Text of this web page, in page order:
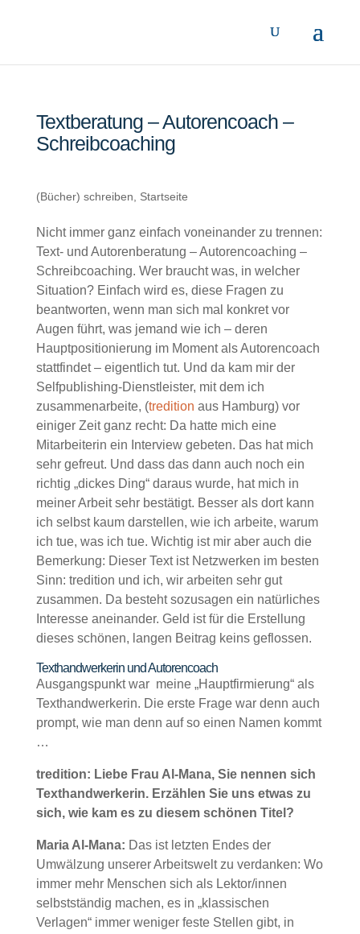
Textberatung – Autorencoach –
Schreibcoaching
(Bücher) schreiben Startseite
Nicht immer ganz einfach voneinander zu trennen:
Text- und Autorenberatung – Autorencoaching –
Schreibcoaching. Wer braucht was, in welcher
Situation? Einfach wird es, diese Fragen zu
beantworten, wenn man sich mal konkret vor
Augen führt, was jemand wie ich – deren
Hauptpositionierung im Moment als Autorencoach
stattfindet – eigentlich tut. Und da kam mir der
Selfpublishing-Dienstleister, mit dem ich
zusammenarbeite, (tredition aus Hamburg) vor
einiger Zeit ganz recht: Da hatte mich eine
Mitarbeiterin ein Interview gebeten. Das hat mich
sehr gefreut. Und dass das dann auch noch ein
richtig „dickes Ding“ daraus wurde, hat mich in
meiner Arbeit sehr bestätigt. Besser als dort kann
ich selbst kaum darstellen, wie ich arbeite, warum
ich tue, was ich tue. Wichtig ist mir aber auch die
Bemerkung: Dieser Text ist Netzwerken im besten
Sinn: tredition und ich, wir arbeiten sehr gut
zusammen. Da besteht sozusagen ein natürliches
Interesse aneinander. Geld ist für die Erstellung
dieses schönen, langen Beitrag keins geflossen.
Texthandwerkerin und Autorencoach
Ausgangspunkt war meine „Hauptfirmierung“ als
Texthandwerkerin. Die erste Frage war denn auch
prompt, wie man denn auf so einen Namen kommt
…
tredition: Liebe Frau Al-Mana, Sie nennen sich
Texthandwerkerin. Erzählen Sie uns etwas zu
sich, wie kam es zu diesem schönen Titel?
Maria Al-Mana: Das ist letzten Endes der
Umwälzung unserer Arbeitswelt zu verdanken: Wo
immer mehr Menschen sich als Lektor/innen
selbstständig machen, es in „klassischen
Verlagen“ immer weniger feste Stellen gibt, in